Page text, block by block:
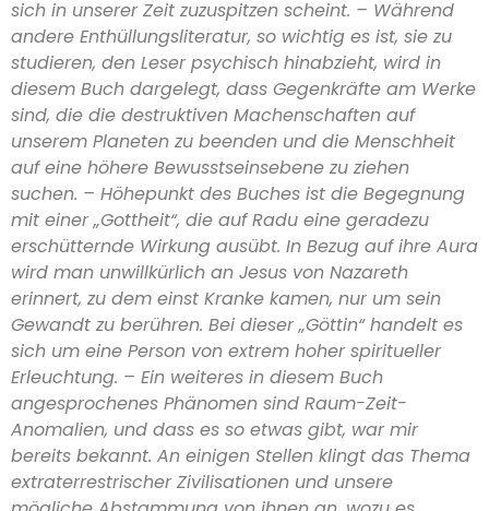
sich in unserer Zeit zuzuspitzen scheint. – Während
andere Enthüllungsliteratur, so wichtig es ist, sie zu
studieren, den Leser psychisch hinabzieht, wird in
diesem Buch dargelegt, dass Gegenkräfte am Werke
sind, die die destruktiven Machenschaften auf
unserem Planeten zu beenden und die Menschheit
auf eine höhere Bewusstseinsebene zu ziehen
suchen. – Höhepunkt des Buches ist die Begegnung
mit einer „Gottheit“, die auf Radu eine geradezu
erschütternde Wirkung ausübt. In Bezug auf ihre Aura
wird man unwillkürlich an Jesus von Nazareth
erinnert, zu dem einst Kranke kamen, nur um sein
Gewandt zu berühren. Bei dieser „Göttin“ handelt es
sich um eine Person von extrem hoher spiritueller
Erleuchtung. – Ein weiteres in diesem Buch
angesprochenes Phänomen sind Raum-Zeit-
Anomalien, und dass es so etwas gibt, war mir
bereits bekannt. An einigen Stellen klingt das Thema
extraterrestrischer Zivilisationen und unsere